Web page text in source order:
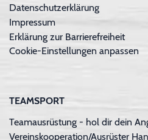
Datenschutzerklärung
Impressum
Erklärung zur Barrierefreiheit
Cookie-Einstellungen anpassen
TEAMSPORT
Teamausrüstung - hol dir dein
Vereinskooperation/Ausrüster